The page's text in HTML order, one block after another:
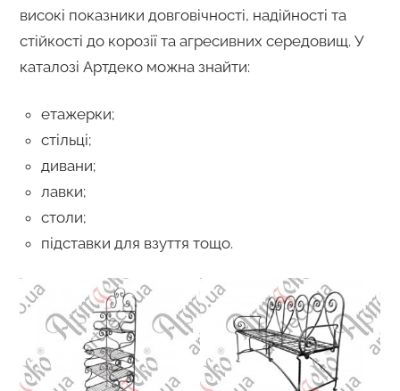
високі показники довговічності, надійності та
стійкості до корозії та агресивних середовищ. У
каталозі Артдеко можна знайти:
етажерки;
стільці;
дивани;
лавки;
столи;
підставки для взуття тощо.